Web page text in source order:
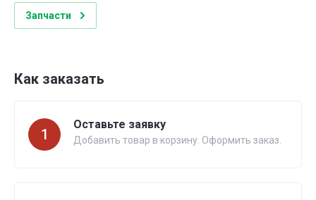
Запчасти
Как заказать
1
Оставьте заявку
Добавить товар в корзину. Оформить заказ.